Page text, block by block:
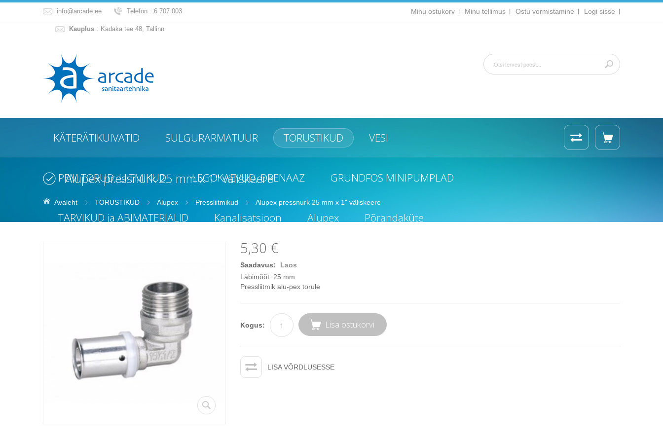
info@arcade.ee Telefon : 6 707 003
Kauplus : Kadaka tee 48, Tallinn
Minu ostukorv Minu tellimus Ostu vormistamine Logi sisse
KÄTERÄTIKUIVATID SULGURARMATUUR TORUSTIKUD VESI
PEM TORUD, LIITMIKUD LEGOKAEVUD, DRENAAZ GRUNDFOS MINIPUMPLAD
TARVIKUD ja ABIMATERJALID Kanalisatsioon Alupex Põrandaküte
Alupex pressnurk 25 mm x 1" väliskeere
Avaleht TORUSTIKUD Alupex Pressliitmikud Alupex pressnurk 25 mm x 1" väliskeere
5,30 €
Saadavus:
Laos
Läbimõõt: 25 mm
Pressliitmik alu-pex torule
Kogus: Lisa ostukorvi
LISA VÕRDLUSESSE